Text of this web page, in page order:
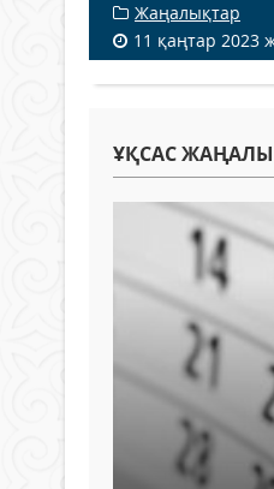
Жаңалықтар
11 қаңтар 2023
ҰҚСАС